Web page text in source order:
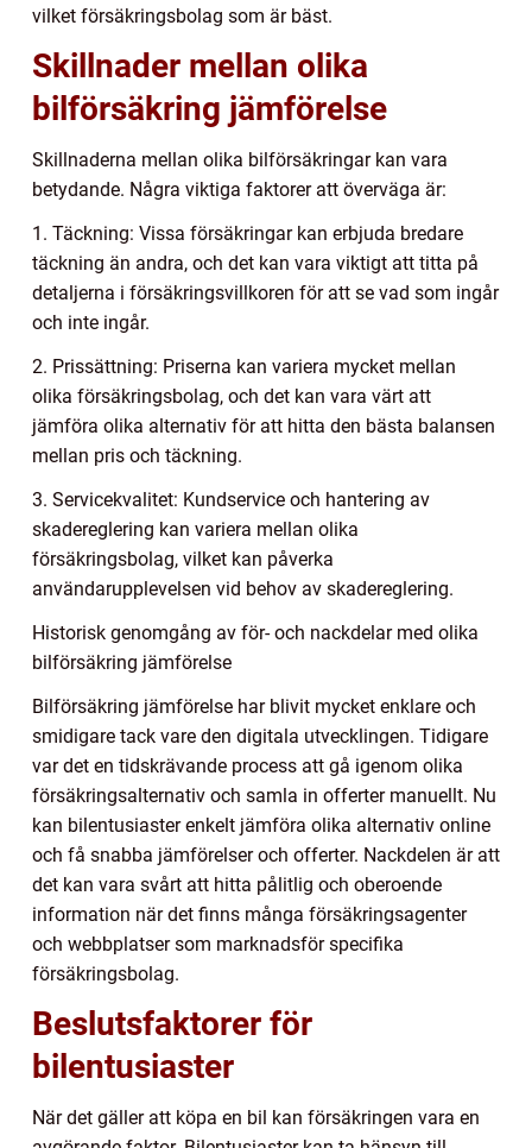
vilket försäkringsbolag som är bäst.
Skillnader mellan olika
bilförsäkring jämförelse
Skillnaderna mellan olika bilförsäkringar kan vara
betydande. Några viktiga faktorer att överväga är:
1. Täckning: Vissa försäkringar kan erbjuda bredare
täckning än andra, och det kan vara viktigt att titta på
detaljerna i försäkringsvillkoren för att se vad som ingår
och inte ingår.
2. Prissättning: Priserna kan variera mycket mellan
olika försäkringsbolag, och det kan vara värt att
jämföra olika alternativ för att hitta den bästa balansen
mellan pris och täckning.
3. Servicekvalitet: Kundservice och hantering av
skadereglering kan variera mellan olika
försäkringsbolag, vilket kan påverka
användarupplevelsen vid behov av skadereglering.
Historisk genomgång av för- och nackdelar med olika
bilförsäkring jämförelse
Bilförsäkring jämförelse har blivit mycket enklare och
smidigare tack vare den digitala utvecklingen. Tidigare
var det en tidskrävande process att gå igenom olika
försäkringsalternativ och samla in offerter manuellt. Nu
kan bilentusiaster enkelt jämföra olika alternativ online
och få snabba jämförelser och offerter. Nackdelen är att
det kan vara svårt att hitta pålitlig och oberoende
information när det finns många försäkringsagenter
och webbplatser som marknadsför specifika
försäkringsbolag.
Beslutsfaktorer för
bilentusiaster
När det gäller att köpa en bil kan försäkringen vara en